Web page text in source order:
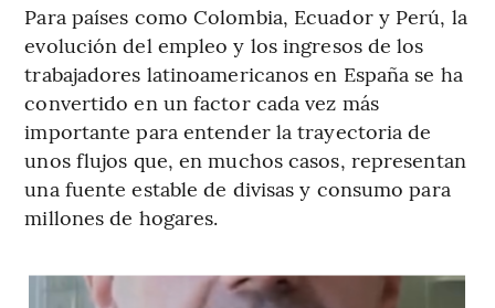
Para países como Colombia, Ecuador y Perú, la
evolución del empleo y los ingresos de los
trabajadores latinoamericanos en España se ha
convertido en un factor cada vez más
importante para entender la trayectoria de
unos flujos que, en muchos casos, representan
una fuente estable de divisas y consumo para
millones de hogares.